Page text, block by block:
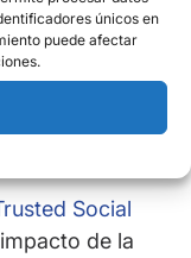
únicos en
puede afectar
tabla me
las
con lo que
Social
de la